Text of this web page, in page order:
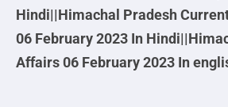
Hindi||Himachal Pradesh
06 February 2023 In Hindi||
Affairs 06 February 2023 In